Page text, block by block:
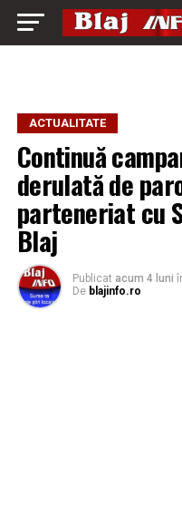
ACTUALITATE
Continuă
derulată de
parteneriat cu
Blaj
Publicat acum 4 luni
De blajinfo.ro